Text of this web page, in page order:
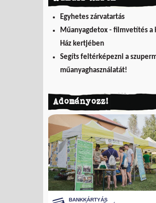
Egyhetes zárvatartás
Műanyagdetox - filmvetítés a
Ház kertjében
Segíts feltérképezni a
műanyaghasználatát!
Adományozz!